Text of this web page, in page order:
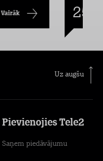
Vairāk
Uz augšu
Pievienojies Tele2
Saņem piedāvājumu